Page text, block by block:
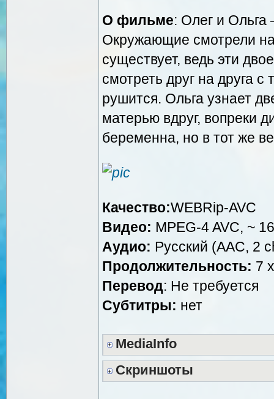
О фильме: Олег и
Окружающие смотрели
существует, ведь эти
смотреть друг на друга
рушится. Ольга узнает
матерью вдруг, вопреки
беременна, но в тот же
Качество:WEBRip-AVC
Видео: MPEG-4 AVC, ~
Аудио: Русский (AAC, 2
Продолжительность: 7
Перевод: Не требуется
Субтитры: нет
MediaInfo
Скриншоты